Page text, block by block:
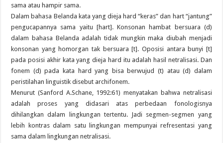
sama atau hampir sama.
Dalam bahasa Belanda kata yang dieja hard “keras” dan hart “jantung”
pengucapannya sama yaitu [hart]. Konsonan hambat bersuara (d)
dalam bahasa Belanda adalah tidak mungkin maka diubah menjadi
konsonan yang homorgan tak bersuara [t]. Oposisi antara bunyi [t]
pada posisi akhir kata yang dieja hard itu adalah hasil netralisasi. Dan
fonem (d) pada kata hard yang bisa berwujud (t) atau (d) dalam
peristilahan linguistik disebut archifonem.
Menurut (Sanford A.Schane, 1992:61) menyatakan bahwa netralisasi
adalah proses yang didasari atas perbedaan fonologisnya
dihilangkan dalam lingkungan tertentu. Jadi segmen-segmen yang
lebih kontras dalam satu lingkungan mempunyai refresentasi yang
sama dalam lingkungan netralisasi.